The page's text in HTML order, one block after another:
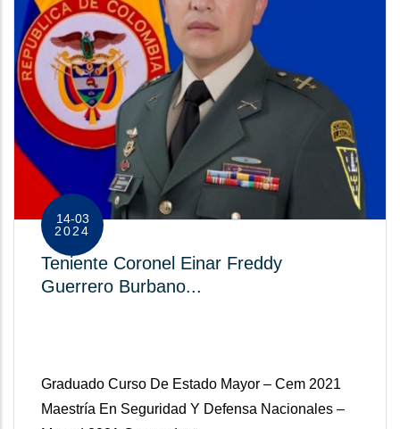
14-03
2024
Teniente Coronel Einar Freddy
Guerrero Burbano​ ...
Graduado Curso De Estado Mayor – Cem 2021​
Maestría En Seguridad Y Defensa Nacionales –